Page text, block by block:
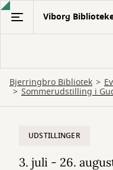
Gå
hovedindhold
Viborg
Bjerringbro Bibliotek
Sommerudstilling i
UDSTILLINGER
3. juli - 26.